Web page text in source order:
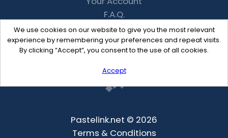
We use cookies on our website to give you the most relevant
experience by remembering your preferences and repeat visits.
By clicking “Accept”, you consent to the use of all cookies.
Accept
F.A.Q.
Recent
Contact
Pastelink.net © 2026
Terms & Conditions